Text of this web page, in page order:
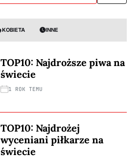
KOBIETA INNE
TOP10: Najdroższe piwa na
świecie
1 ROK TEMU
TOP10: Najdrożej
wyceniani piłkarze na
świecie